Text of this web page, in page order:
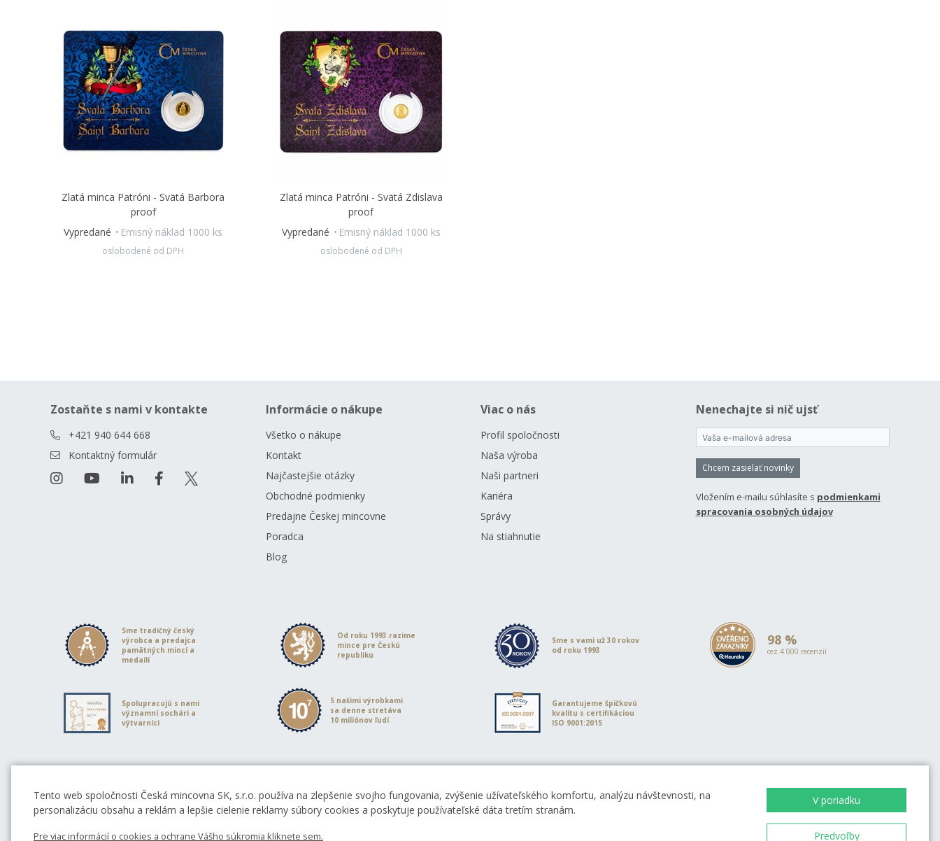
Zlatá minca Patróni - Svätá Barbora
proof
Vypredané
Emisný náklad 1000 ks
oslobodené od DPH
Zlatá minca Patróni - Svätá Zdislava
proof
Vypredané
Emisný náklad 1000 ks
oslobodené od DPH
Zostaňte s nami v kontakte
+421 940 644 668
Kontaktný formulár
Informácie o nákupe
Všetko o nákupe
Kontakt
Najčastejšie otázky
Obchodné podmienky
Predajne Českej mincovne
Poradca
Blog
Viac o nás
Profil spoločnosti
Naša výroba
Naši partneri
Kariéra
Správy
Na stiahnutie
Nenechajte si nič ujsť
Chcem zasielať novinky
Vložením e-mailu súhlasíte s podmienkami
spracovania osobných údajov
Sme tradičný český
výrobca a predajca
pamätných mincí a
medailí
Od roku 1993 razíme
mince pre Českú
republiku
Sme s vami už 30 rokov
od roku 1993
98 %
cez 4 000 recenzií
Spolupracujú s nami
významní sochári a
výtvarníci
S našimi výrobkami
sa denne stretáva
10 miliónov ľudí
Garantujeme špičkovú
kvalitu s certifikáciou
ISO 9001:2015
Tento web spoločnosti Česká mincovna SK, s.r.o. používa na zlepšenie svojho fungovania, zvýšenie užívateľského komfortu, analýzu návštevnosti, na
personalizáciu obsahu a reklám a lepšie cielenie reklamy súbory cookies a poskytuje používateľské dáta tretím stranám.
Pre viac informácií o cookies a ochrane Vášho súkromia kliknete sem.
V poriadku
Predvoľby